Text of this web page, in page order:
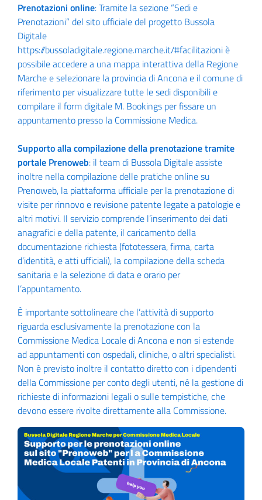
Prenotazioni online: Tramite la sezione “Sedi e
Prenotazioni” del sito ufficiale del progetto Bussola
Digitale
https://bussoladigitale.regione.marche.it/#facilitazioniè
possibile accedere a una mappa interattiva della Regione
Marche e selezionare la provincia di Ancona e il comune di
riferimento per visualizzare tutte le sedi disponibili e
compilare il form digitale M. Bookings per fissare un
appuntamento presso la Commissione Medica.
Supporto alla compilazione della prenotazione tramite
portale Prenoweb: il team di Bussola Digitale assiste
inoltre nella compilazione delle pratiche online su
Prenoweb, la piattaforma ufficiale per la prenotazione di
visite per rinnovo e revisione patente legate a patologie e
altri motivi. Il servizio comprende l’inserimento dei dati
anagrafici e della patente, il caricamento della
documentazione richiesta (fototessera, firma, carta
d’identità, e atti ufficiali), la compilazione della scheda
sanitaria e la selezione di data e orario per
l’appuntamento.
È importante sottolineare che l’attività di supporto
riguarda esclusivamente la prenotazione con la
Commissione Medica Locale di Ancona e non si estende
ad appuntamenti con ospedali, cliniche, o altri specialisti.
Non è previsto inoltre il contatto diretto con i dipendenti
della Commissione per conto degli utenti, né la gestione di
richieste di informazioni legali o sulle tempistiche, che
devono essere rivolte direttamente alla Commissione.